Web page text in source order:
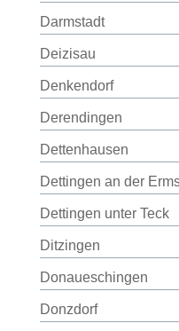
Darmstadt
Deizisau
Denkendorf
Derendingen
Dettenhausen
Dettingen an der
Dettingen unter Teck
Ditzingen
Donaueschingen
Donzdorf